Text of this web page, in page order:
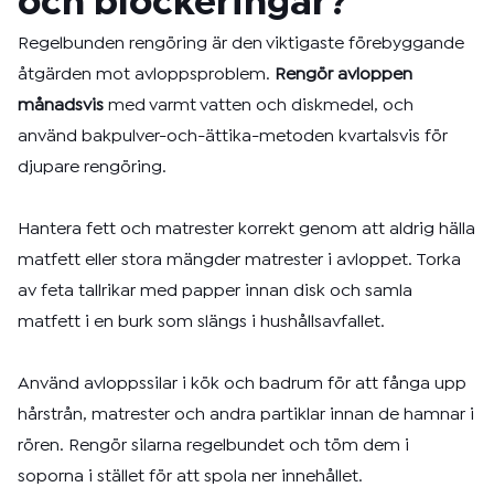
Regelbunden rengöring är den viktigaste förebyggande
åtgärden mot avloppsproblem. Rengör avloppen
månadsvis med varmt vatten och diskmedel, och
använd bakpulver-och-ättika-metoden kvartalsvis för
djupare rengöring.
Hantera fett och matrester korrekt genom att aldrig hälla
matfett eller stora mängder matrester i avloppet. Torka
av feta tallrikar med papper innan disk och samla
matfett i en burk som slängs i hushållsavfallet.
Använd avloppssilar i kök och badrum för att fånga upp
hårstrån, matrester och andra partiklar innan de hamnar i
rören. Rengör silarna regelbundet och töm dem i
soporna i stället för att spola ner innehållet.